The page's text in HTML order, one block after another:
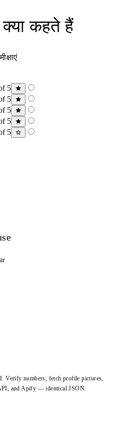
क्या कहते हैं
5
5
5
5
5
Verify numbers, fetch profile pictures,
and Apify — identical JSON.